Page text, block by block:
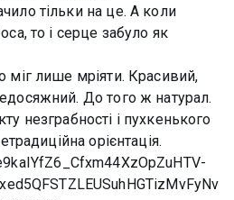
тільки на це. А коли
то і серце забуло як
лише мріяти. Красивий,
До того ж натурал.
незграбності і пухкенького
орієнтація.